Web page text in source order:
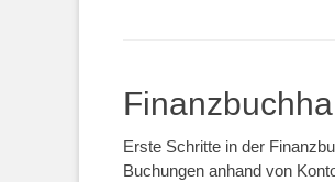
Erste Schritte in der
Buchungen anhand von